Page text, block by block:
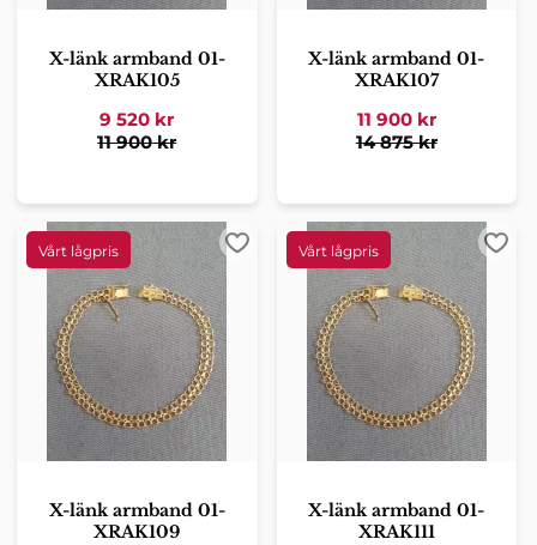
X-länk armband 01-
XRAK105
9 520 kr
11 900kr
X-länk armband 01-
XRAK107
11 900kr
14 875kr
X-länk armband 01-
XRAK109
Lägg till i favoriter
X-länk armband 01-
XRAK111